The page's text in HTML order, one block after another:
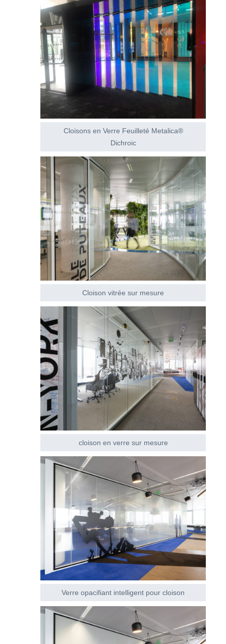
Cloisons en Verre Feuilleté Metalica®
Dichroic
Cloison vitrée sur mesure
cloison en verre sur mesure
Verre opacifiant intelligent pour cloison